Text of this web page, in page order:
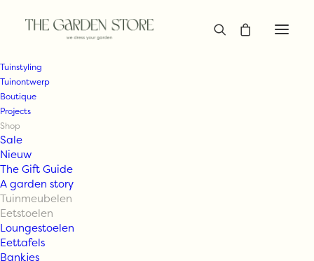
Tuinstyling
Tuinontwerp
Boutique
Projects
Shop
Sale
Nieuw
The Gift Guide
A garden story
Tuinmeubelen
Eetstoelen
Loungestoelen
Eettafels
Bankjes